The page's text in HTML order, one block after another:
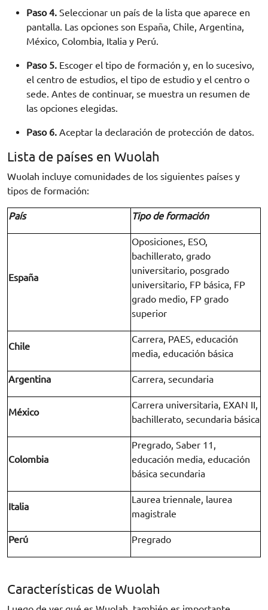
Paso 4. Seleccionar un país de la lista que aparece en
pantalla. Las opciones son España, Chile, Argentina,
México, Colombia, Italia y Perú.
Paso 5. Escoger el tipo de formación y, en lo sucesivo,
el centro de estudios, el tipo de estudio y el centro o
sede. Antes de continuar, se muestra un resumen de
las opciones elegidas.
Paso 6. Aceptar la declaración de protección de datos.
Lista de países en Wuolah
Wuolah incluye comunidades de los siguientes países y
tipos de formación:
País Tipo de formación
España
Oposiciones, ESO,
bachillerato, grado
universitario, posgrado
universitario, FP básica, FP
grado medio, FP grado
superior
Chile
Carrera, PAES, educación
media, educación básica
Argentina Carrera, secundaria
México
Carrera universitaria, EXAN II,
bachillerato, secundaria básica
Colombia
Pregrado, Saber 11,
educación media, educación
básica secundaria
Italia
Laurea triennale, laurea
magistrale
Perú Pregrado
Características de Wuolah